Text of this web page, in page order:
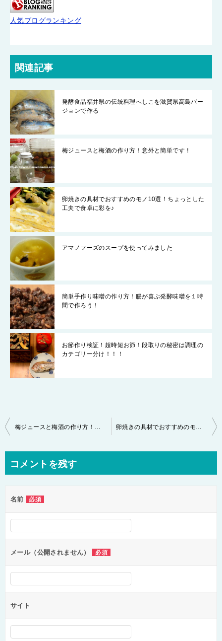
人気ブログランキング
関連記事
発酵食品福井県の伝統料理へしこを滋賀県高島バー
ジョンで作る
梅ジュースと梅酒の作り方！意外と簡単です！
卵焼きの具材でおすすめのモノ10選！ちょっとした
工夫で食卓に彩を♪
アマノフーズのスープを使ってみました
簡単手作り味噌の作り方！腸が喜ぶ発酵味噌を１時
間で作ろう！
お節作り検証！超時短お節！段取りの秘密は調理の
カテゴリー分け！！！
投
ビ
ー
シ
ン
コメントを残す
名前 必須
メール（公開されません） 必須
サイト